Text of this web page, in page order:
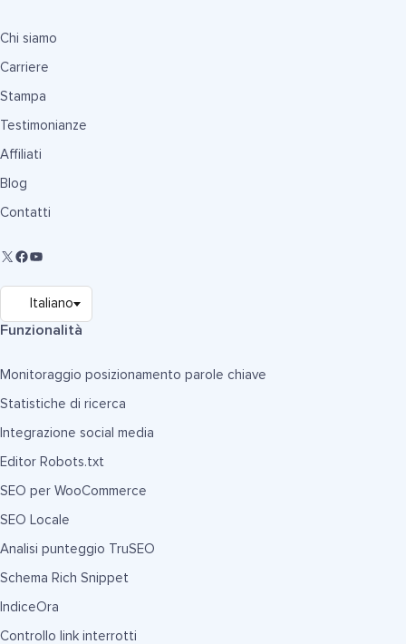
Chi siamo
Carriere
Stampa
Testimonianze
Affiliati
Blog
Contatti
Funzionalità
Monitoraggio posizionamento parole chiave
Statistiche di ricerca
Integrazione social media
Editor Robots.txt
SEO per WooCommerce
SEO Locale
Analisi punteggio TruSEO
Schema Rich Snippet
IndiceOra
Controllo link interrotti